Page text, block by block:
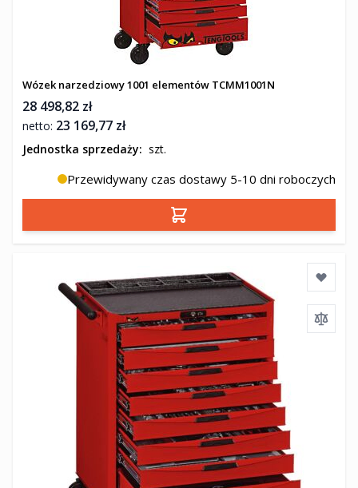
Wózek narzedziowy 1001 elementów TCMM1001N
28 498,82 zł
23 169,77 zł
Jednostka sprzedaży: szt.
Przewidywany czas dostawy 5-10 dni roboczych
Dodaj do koszyka